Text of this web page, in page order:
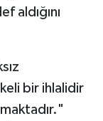
aldığını
bir ihlalidir